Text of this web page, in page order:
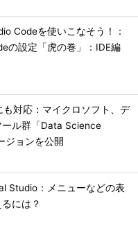
Codeを使いこなそう！：
の設定「虎の巻」：IDE編
も対応：マイクロソフト、デ
ール群「Data Science
ジョンを公開
Studio：メニューなどの表
には？